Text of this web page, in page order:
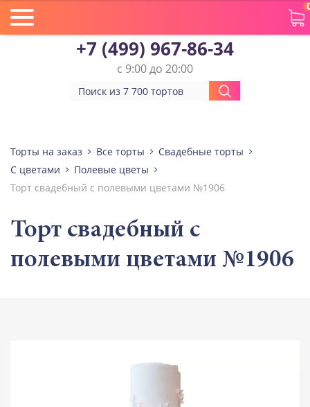
+7 (499) 967-86-34
с 9:00 до 20:00
Торты на заказ Все торты
Свадебные торты
С цветами
Полевые цветы
Торт свадебный с полевыми цветами №1906
Торт свадебный с
полевыми цветами №1906